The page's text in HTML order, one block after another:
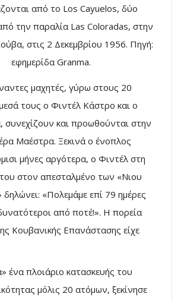
από το Los Cayuelos, δύο
την παραλία Las Coloradas, στην
στις 2 Δεκεμβρίου 1956. Πηγή:
εφημερίδα Granma.
μαχητές, γύρω στους 20
τους ο Φιντέλ Κάστρο και ο
συνεχίζουν και προωθούνται στην
Μαέστρα. Ξεκινά ο ένοπλος
μήνες αργότερα, ο Φιντέλ στη
στον απεσταλμένο των «Νιου
δηλώνει: «Πολεμάμε επί 79 ημέρες
από ποτέ!». Η πορεία
Κουβανικής Επανάστασης είχε
ένα πλοιάριο κατασκευής του
μόλις 20 ατόμων, ξεκίνησε